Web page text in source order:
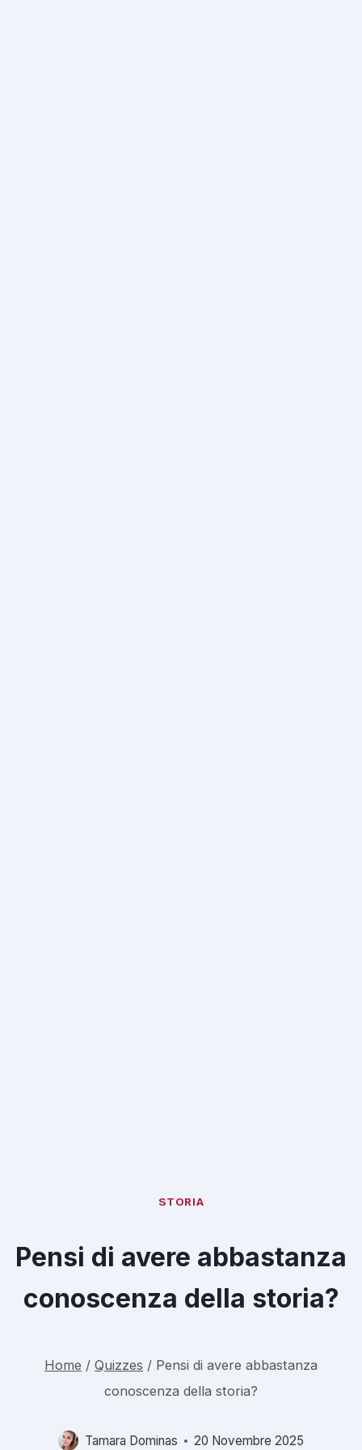
STORIA
Pensi di avere abbastanza
conoscenza della storia?
Home / Quizzes / Pensi di avere abbastanza
conoscenza della storia?
Tamara Dominas 20 Novembre 2025